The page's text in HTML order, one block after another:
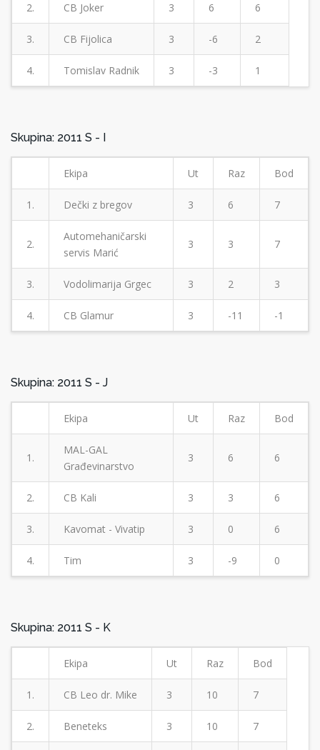
2. CB Joker 3 6 6
3. CB Fijolica 3 -6 2
4. Tomislav Radnik 3 -3 1
Skupina: 2011 S - I
Ekipa Ut Raz Bod
1. Dečki z bregov 3 6 7
2.
Automehaničarski
servis Marić
3 3 7
3. Vodolimarija Grgec 3 2 3
4. CB Glamur 3 -11 -1
Skupina: 2011 S - J
Ekipa Ut Raz Bod
1.
MAL-GAL
Građevinarstvo
3 6 6
2. CB Kali 3 3 6
3. Kavomat - Vivatip 3 0 6
4. Tim 3 -9 0
Skupina: 2011 S - K
Ekipa Ut Raz Bod
1. CB Leo dr. Mike 3 10 7
2. Beneteks 3 10 7